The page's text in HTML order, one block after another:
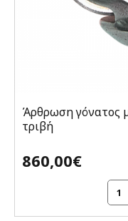
Άρθρωση γόνατος
τριβή
860,00€